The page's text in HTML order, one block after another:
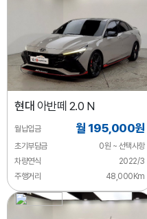
현대 아반떼 2.0 N
월납입금 월 195,000원
초기부담금
0원 ~ 선택사항
차량연식
2022/3
주행거리
48,000Km